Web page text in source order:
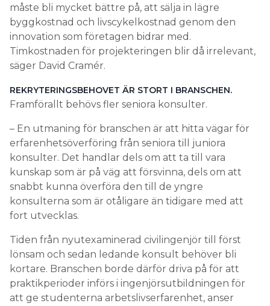
måste bli mycket bättre på, att sälja in lägre
byggkostnad och livscykelkostnad genom den
innovation som företagen bidrar med.
Timkostnaden för projekteringen blir då irrelevant,
säger David Cramér.
REKRYTERINGSBEHOVET ÄR STORT I BRANSCHEN.
Framförallt behövs fler seniora konsulter.
– En utmaning för branschen är att hitta vägar för
erfarenhetsöverföring från seniora till juniora
konsulter. Det handlar dels om att ta till vara
kunskap som är på väg att försvinna, dels om att
snabbt kunna överföra den till de yngre
konsulterna som är otåligare än tidigare med att
fort utvecklas.
Tiden från nyutexaminerad civilingenjör till först
lönsam och sedan ledande konsult behöver bli
kortare. Branschen borde därför driva på för att
praktikperioder införs i ingenjörsutbildningen för
att ge studenterna arbetslivserfarenhet, anser